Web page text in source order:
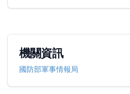
機關資訊
國防部軍事情報局